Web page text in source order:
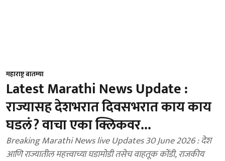
महाराष्ट्र बातम्या
Latest Marathi News Update :
राज्यासह देशभरात दिवसभरात काय काय
घडलं? वाचा एका क्लिकवर...
Breaking Marathi News live Updates 30 June 2026 : देश
आणि राज्यातील महत्त्वाच्या घडामोडी तसेच वाहतूक कोंडी, राजकीय